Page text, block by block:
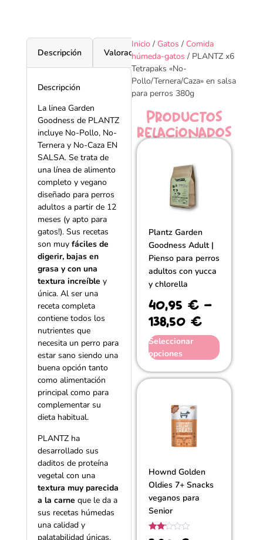
Descripción Valoraciones (1)
Descripción
La linea Garden
Goodness de PLANTZ
incluye No-Pollo, No-
Ternera y No-Caza EN
SALSA. Se trata de
una línea de alimento
completo y vegano
diseñado para perros
adultos a partir de 12
meses (y apto para
gatos!). Sus recetas
son muy fáciles de
digerir, bajas en
grasa y con una
textura increíble y
única. Al ser una
receta completa
contiene todos los
nutrientes que
necesita un perro para
estar sano siendo una
buena opción tanto
como alimentación
principal como para
complementar su
dieta habitual.
PLANTZ ha
desarrollado sus
daditos de proteína
vegetal con una
textura muy parecida
a la carne que le da a
sus recetas húmedas
una calidad y
palatabilidad únicas.
Inicio / Gatos / Comida
húmeda-gatos / PLANTZ x6
Tetrapaks «No-
Pollo/Ternera/Caza» en salsa
para perros 380g
Productos
relacionados
Plantz Garden
Goodness Adult |
Pienso para perros
adultos con yucca
y chlorella
40,95 € -
138,50 €
Seleccionar
opciones
Hownd Golden
Oldies 7+ Snacks
veganos para
Senior
Valorado